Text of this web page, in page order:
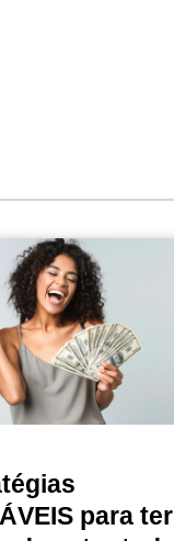
para ter